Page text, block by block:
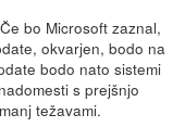
bo Microsoft zaznal,
okvarjen, bodo na
bodo nato sistemi
s prejšnjo
težavami.